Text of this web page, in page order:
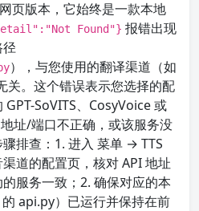
页版本，它始终是一款本地
Found"} 报错出现
径
），与您使用的翻译渠道（如
关。这个错误表示您选择的配
SoVITS、CosyVoice 或
址/端口不正确，或该服务没
排查：1. 进入 菜单 → TTS
道的配置页，核对 API 地址
服务一致；2. 确保对应的本
api.py）已运行并保持在前